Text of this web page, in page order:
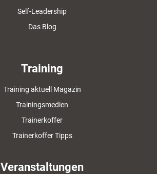
Self-Leadership
Das Blog
Training
Training aktuell Magazin
Trainingsmedien
Trainerkoffer
Trainerkoffer Tipps
Veranstaltungen